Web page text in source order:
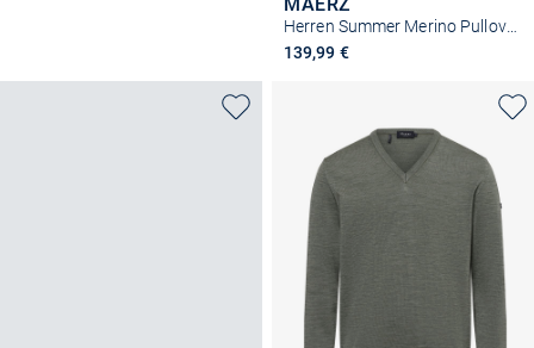
Herren Summer Merino Pullover
139,99 €